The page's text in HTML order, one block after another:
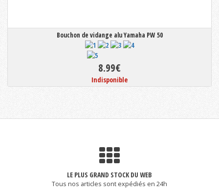
Bouchon de vidange alu Yamaha PW 50
8.99€
Indisponible
LE PLUS GRAND STOCK DU WEB
Tous nos articles sont expédiés en 24h